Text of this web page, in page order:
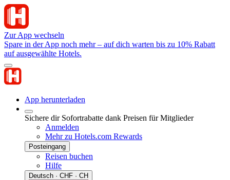
Zur App wechseln
Spare in der App noch mehr – auf dich warten bis zu 10% Rabatt
auf ausgewählte Hotels.
App herunterladen
Sichere dir Sofortrabatte dank Preisen für Mitglieder
Anmelden
Mehr zu Hotels.com Rewards
Posteingang
Reisen buchen
Hilfe
Deutsch · CHF · CH